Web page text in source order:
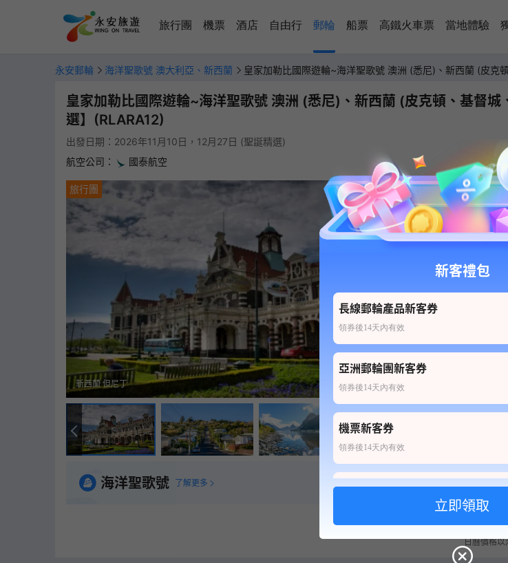
旅行團 機票 酒店 自由行 郵輪 船票 高鐵火車票 當地體驗
永安郵輪 海洋聖歌號 澳大利亞、新西蘭 皇家加勒比國際遊輪~海洋聖歌號 澳洲 (悉尼)、新西蘭 (皮克
皇家加勒比國際遊輪~海洋聖歌號 澳洲 (悉尼)、新西蘭 (皮克頓、基督
選】(RLARA12)
出發日期：2026年11月10日，12月27日 (聖誕精選)
航空公司：
國泰航空
新西蘭 但尼丁
旅行團
海洋聖歌號 了解更多
HKD
HKD
日
22
日曆價格以
新客禮包
長線郵輪產品新客券
領券後14天內有效
亞洲郵輪團新客券
領券後14天內有效
機票新客券
領券後14天內有效
酒店新客券